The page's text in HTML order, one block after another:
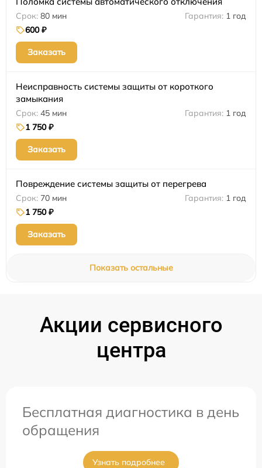
80 мин
1 год
600 ₽
Заказать
Неисправность системы защиты от короткого
замыкания
45 мин
1 год
1 750 ₽
Заказать
Повреждение системы защиты от перегрева
70 мин
1 год
1 750 ₽
Заказать
Показать остальные
Акции сервисного
центра
Бесплатная диагностика в день
обращения
Узнать подробнее